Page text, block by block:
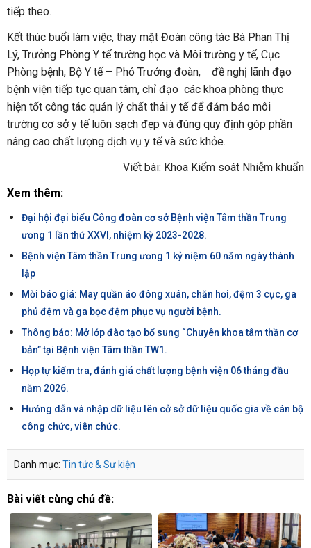
tiếp theo.
Kết thúc buổi làm việc, thay mặt Đoàn công tác Bà Phan Thị
Lý, Trưởng Phòng Y tế trường học và Môi trường y tế, Cục
Phòng bệnh, Bộ Y tế – Phó Trưởng đoàn, đề nghị lãnh đạo
bệnh viện tiếp tục quan tâm, chỉ đạo các khoa phòng thực
hiện tốt công tác quản lý chất thải y tế để đảm bảo môi
trường cơ sở y tế luôn sạch đẹp và đúng quy định góp phần
nâng cao chất lượng dịch vụ y tế và sức khỏe.
Viết bài: Khoa Kiểm soát Nhiễm khuẩn
Xem thêm:
Đại hội đại biểu Công đoàn cơ sở Bệnh viện Tâm thần Trung
ương 1 lần thứ XXVI, nhiệm kỳ 2023-2028.
Bệnh viện Tâm thần Trung ương 1 kỷ niệm 60 năm ngày thành
lập
Mời báo giá: May quần áo đông xuân, chăn hơi, đệm 3 cục, ga
phủ đệm và ga bọc đệm phục vụ người bệnh.
Thông báo: Mở lớp đào tạo bổ sung “Chuyên khoa tâm thần cơ
bản” tại Bệnh viện Tâm thần TW1.
Họp tự kiểm tra, đánh giá chất lượng bệnh viện 06 tháng đầu
năm 2026.
Hướng dẫn và nhập dữ liệu lên cở sở dữ liệu quốc gia về cán bộ
công chức, viên chức.
Danh mục: Tin tức & Sự kiện
Bài viết cùng chủ đề: